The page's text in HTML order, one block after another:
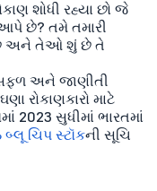
શોધી રહ્યા છો જે
છે? તમે તમારી
છે અને તેઓ શું છે તે
સફળ અને જાણીતી
રોકાણકારો માટે
2023 સુધીમાં ભારતમાં
બ્લૂ ચિપ સ્ટૉકની સૂચિ